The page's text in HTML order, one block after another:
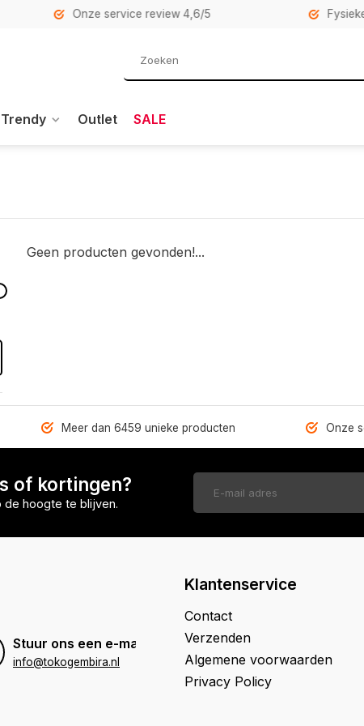
Onze service review 4,6/5 Fysieke
Outlet SALE
Geen producten gevonden!...
Meer dan 6459 unieke producten Onze
of kortingen?
hoogte te blijven.
Stuur ons een e-mail
info@tokogembira.nl
Klantenservice
Contact
Verzenden
Algemene voorwaarden
Privacy Policy